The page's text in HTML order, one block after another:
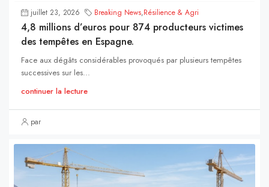
juillet 23, 2026 Breaking News,Résilience & Agri
4,8 millions d’euros pour 874 producteurs victimes
des tempêtes en Espagne.
Face aux dégâts considérables provoqués par plusieurs tempêtes
successives sur les...
continuer la lecture
par